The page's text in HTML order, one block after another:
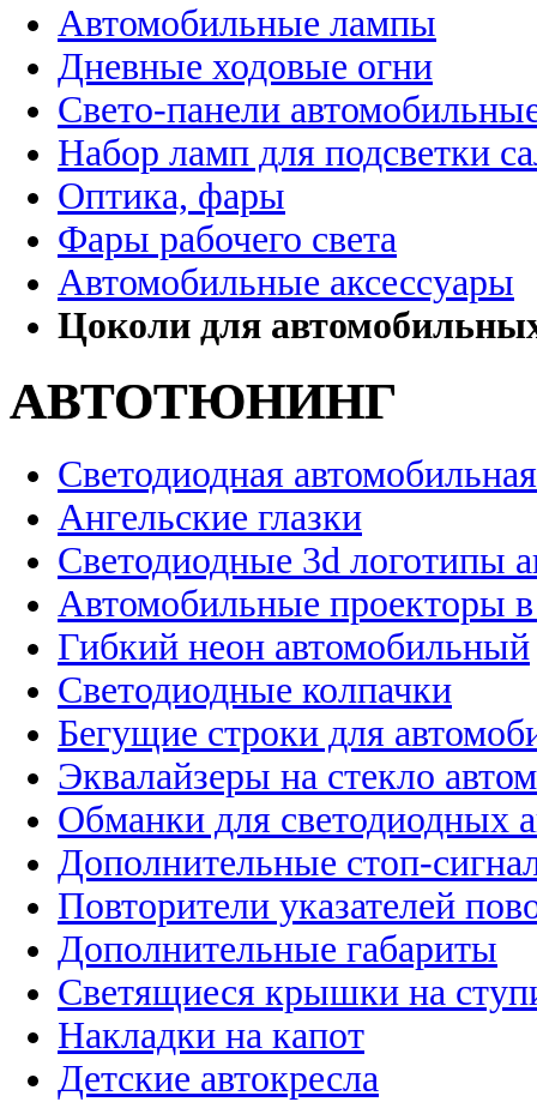
Автомобильные лампы
Дневные ходовые огни
Свето-панели
Набор ламп для подсветки
Оптика, фары
Фары рабочего света
Автомобильные аксессуары
Цоколи для
АВТОТЮНИНГ
Светодиодная
Ангельские глазки
Светодиодные 3d логотипы
Автомобильные проекторы
Гибкий неон автомобильный
Светодиодные колпачки
Бегущие строки для
Эквалайзеры на стекло
Обманки для светодиодных
Дополнительные стоп-
Повторители указателей
Дополнительные габариты
Светящиеся крышки на
Накладки на капот
Детские автокресла